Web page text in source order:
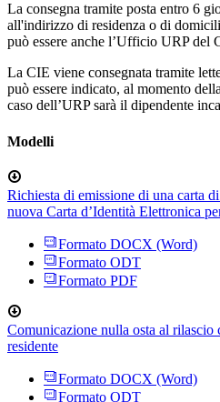
La consegna tramite posta entro 6
all'indirizzo di residenza o di
può essere anche l’Ufficio URP del
La CIE viene consegnata tramite
può essere indicato, al momento
caso dell’URP sarà il dipendente
Modelli
Richiesta di emissione di una carta
nuova Carta d’Identità Elettronica
Formato DOCX (Word)
Formato ODT
Formato PDF
Comunicazione nulla osta al rilascio
residente
Formato DOCX (Word)
Formato ODT